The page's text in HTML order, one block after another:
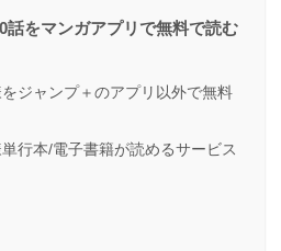
話をマンガアプリで無料で読む
ジャンプ＋のアプリ以外で無料
行本/電子書籍が読めるサービス